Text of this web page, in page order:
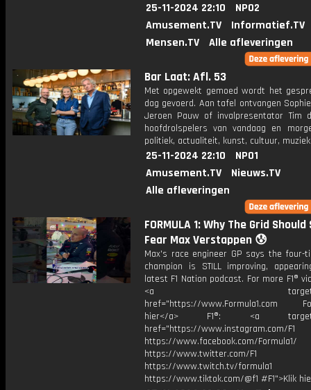
25-11-2024 22:10
NPO2
Amusement.TV
Informatief.TV
Mensen.TV
Alle afleveringen
Bar Laat: Afl. 53
Met opgewekt gemoed wordt het
dag gevoerd. Aan tafel ontvangen
Jeroen Pauw of invalpresentator Tim
hoofdrolspelers van vandaag en
politiek, actualiteit, kunst, cultuur,
25-11-2024 22:10
NPO1
Amusement.TV
Nieuws.TV
Alle afleveringen
FORMULA 1: Why The Grid
Fear Max Verstappen 😰
Max's race engineer GP says the four-
champion is STILL improving,
latest F1 Nation podcast. For more F1®
<a
href="https://www.Formula1.com
hier</a> F1®: <a
href="https://www.instagram.com/F1
https://www.facebook.com/Formula1/
https://www.twitter.com/F1
https://www.twitch.tv/formula1
https://www.tiktok.com/@f1 #F1">Klik